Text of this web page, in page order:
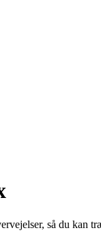
så du kan